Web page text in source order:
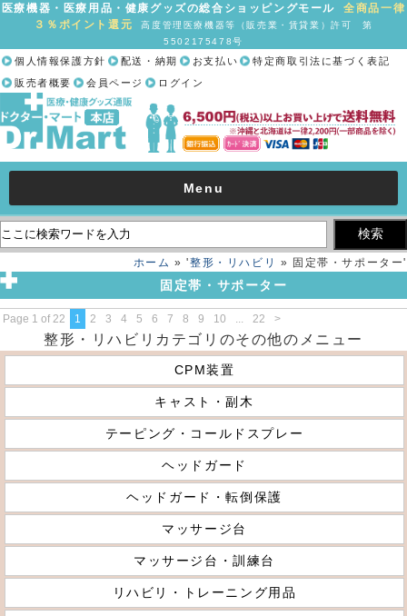
医療機器・医療用品・健康グッズの総合ショッピングモール全商品一律
３％ポイント還元
高度管理医療機器等（販売業・賃貸業）許可 第
5502175478号
個人情報保護方針 配送・納期 お支払い
特定商取引法に基づく表記
販売者概要
会員ページ ログイン
Menu
ホーム » '整形・リハビリ » 固定帯・サポーター'
固定帯・サポーター
Page 1 of 22 1 2 3 4 5 6 7 8 9 10 ... 22 >
整形・リハビリカテゴリのその他のメニュー
CPM装置
キャスト・副木
テーピング・コールドスプレー
ヘッドガード
ヘッドガード・転倒保護
マッサージ台
マッサージ台・訓練台
リハビリ・トレーニング用品